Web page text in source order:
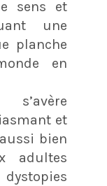
sens et
une
planche
en
et
bien
adultes